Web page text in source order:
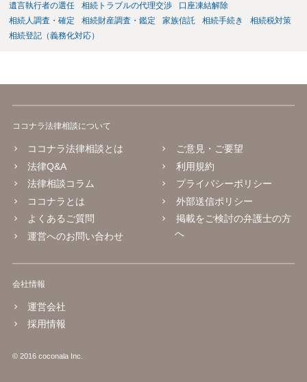
遺言執行者の選任
相続トラブルの代理交渉
口座凍結解除
相続人調査・確定
相続財産調査・鑑定 家族信託 相続手続き
相続税対策
相続登記（義務化対応）
ココナラ法律相談について
ココナラ法律相談とは
法律Q&A
法律相談コラム
ココナラとは
よくあるご質問
運営へのお問い合わせ
ご意見・ご要望
利用規約
プライバシーポリシー
外部送信ポリシー
掲載をご検討の弁護士の方
へ
会社情報
運営会社
採用情報
© 2016 coconala Inc.